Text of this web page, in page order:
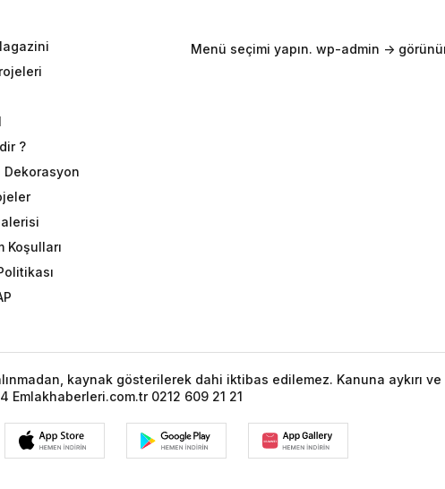
?
Dekorasyon
Koşulları
Menü seçimi yapın. wp-admin ->
kaynak gösterilerek dahi iktibas edilemez. Kanuna aykırı
0212 609 21 21